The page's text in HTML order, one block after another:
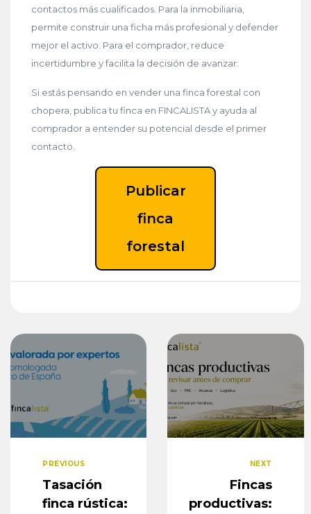
contactos más cualificados. Para la inmobiliaria,
permite construir una ficha más profesional y defender
mejor el activo. Para el comprador, reduce
incertidumbre y facilita la decisión de avanzar.
Si estás pensando en vender una finca forestal con
chopera, publica tu finca en FINCALISTA y ayuda al
comprador a entender su potencial desde el primer
contacto.
Publicar
finca
forestal
PREVIOUS
Tasación
finca rústica:
NEXT
Fincas
productivas: